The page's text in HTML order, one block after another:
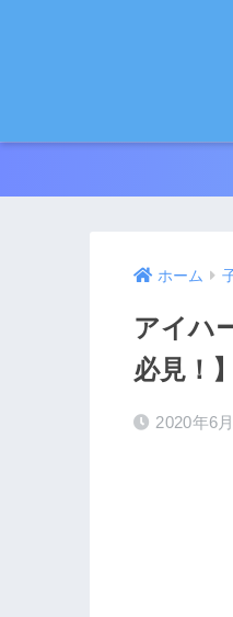
ホーム
アイハ
必見！】
2020年6